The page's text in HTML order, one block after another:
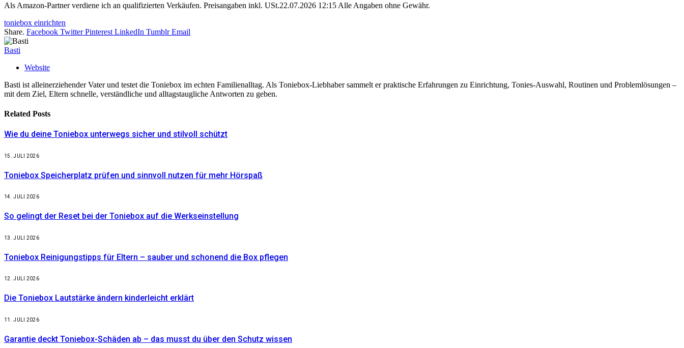
Als Amazon-Partner verdiene ich an qualifizierten Verkäufen. Preisangaben inkl. USt.22.07.2026 12:15 Alle Angaben ohne Gewähr.
toniebox einrichten
Share. Facebook Twitter Pinterest LinkedIn Tumblr Email
Basti
Website
Basti ist alleinerziehender Vater und testet die Toniebox im echten Familienalltag. Als Toniebox-Liebhaber sammelt er praktische Erfahrungen zu Einrichtung, Tonies-Auswahl, Routinen und Problemlösungen –
mit dem Ziel, Eltern schnelle, verständliche und alltagstaugliche Antworten zu geben.
Related Posts
Wie du deine Toniebox unterwegs sicher und stilvoll schützt
15. JULI 2026
Toniebox Speicherplatz prüfen und sinnvoll nutzen für mehr Hörspaß
14. JULI 2026
So gelingt der Reset bei der Toniebox auf die Werkseinstellung
13. JULI 2026
Toniebox Reinigungstipps für Eltern – sauber und schonend die Box pflegen
12. JULI 2026
Die Toniebox Lautstärke ändern kinderleicht erklärt
11. JULI 2026
Garantie deckt Toniebox-Schäden ab – das musst du über den Schutz wissen